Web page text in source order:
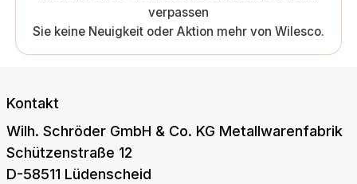
verpassen
Sie keine Neuigkeit oder Aktion mehr von Wilesco.
Kontakt
Wilh. Schröder GmbH & Co. KG Metallwarenfabrik
Schützenstraße 12
D-58511 Lüdenscheid